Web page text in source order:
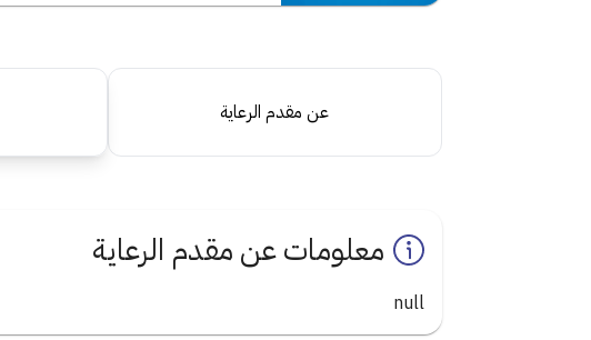
عن مقدم الرعاية
معلومات عن مقدم الرعاية
null